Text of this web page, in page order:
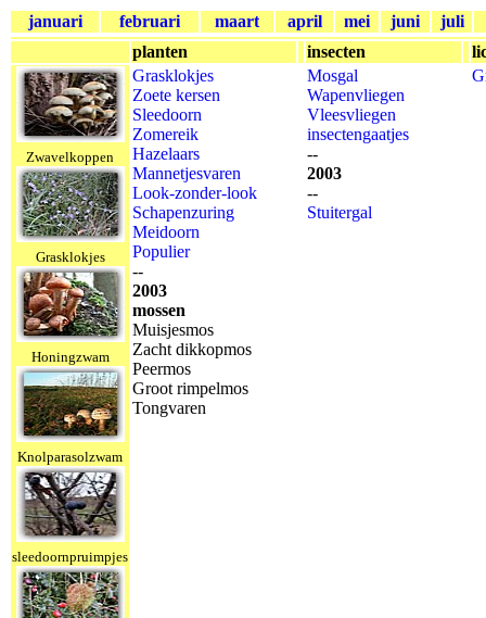
januari februari maart april mei juni
juli
planten
insecten
Zwavelkoppen
Grasklokjes
Honingzwam
Knolparasolzwam
sleedoornpruimpjes
Grasklokjes
Zoete kersen
Sleedoorn
Zomereik
Hazelaars
Mannetjesvaren
Look-zonder-look
Schapenzuring
Meidoorn
Populier
--
2003
mossen
Muisjesmos
Zacht dikkopmos
Peermos
Groot rimpelmos
Tongvaren
Mosgal
Wapenvliegen
Vleesvliegen
insectengaatjes
--
2003
--
Stuitergal